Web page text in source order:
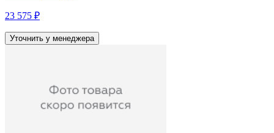
23 575 ₽
Уточнить у менеджера